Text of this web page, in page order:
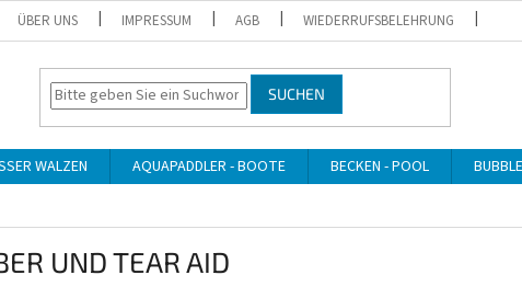
ÜBER UNS IMPRESSUM AGB WIEDERRUFSBELEHRUNG
SUCHEN
WALZEN AQUAPADDLER - BOOTE BECKEN - POOL
UND TEAR AID